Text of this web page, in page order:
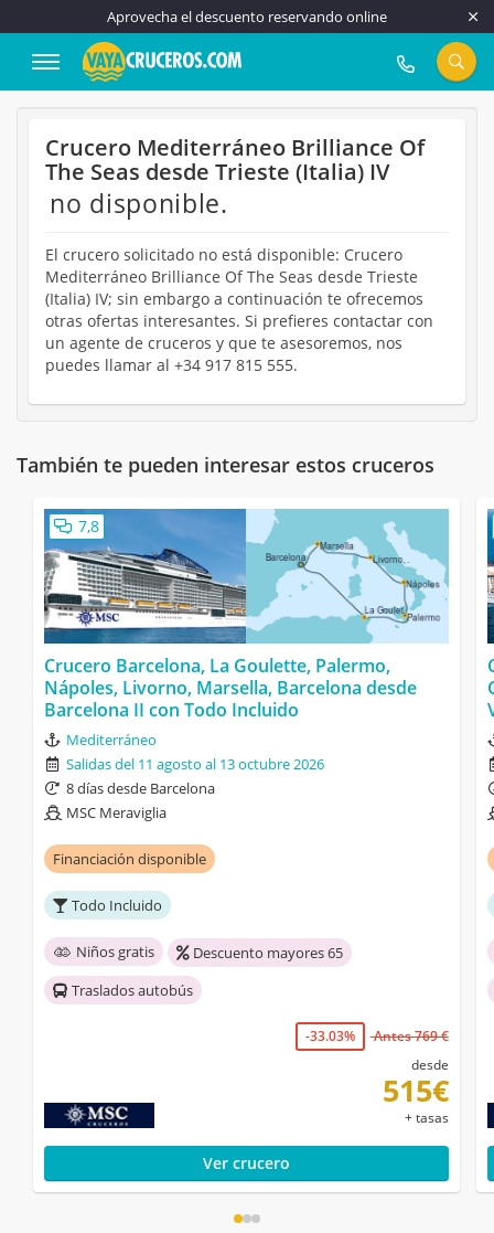
Aprovecha el descuento reservando online
917 815 555
Crucero Mediterráneo Brilliance Of
The Seas desde Trieste (Italia) IV
no disponible.
El crucero solicitado no está disponible: Crucero
Mediterráneo Brilliance Of The Seas desde Trieste
(Italia) IV; sin embargo a continuación te ofrecemos
otras ofertas interesantes. Si prefieres contactar con
un agente de cruceros y que te asesoremos, nos
puedes llamar al +34 917 815 555.
También te pueden interesar estos cruceros
7,8
Crucero Barcelona, La Goulette, Palermo,
Nápoles, Livorno, Marsella, Barcelona desde
Barcelona II con Todo Incluido
Mediterráneo
Salidas del 11 agosto al 13 octubre 2026
8 días desde Barcelona
MSC Meraviglia
Financiación disponible
Todo Incluido
Niños gratis
Descuento mayores 65
Traslados autobús
-33.03%
Antes 769 €
desde
515€
+ tasas
Ver crucero